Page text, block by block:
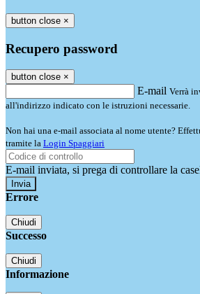
button close ×
Recupero password
button close ×
E-mail Verrà
all'indirizzo indicato con le istruzioni necessarie.
Non hai una e-mail associata al nome utente?
tramite la Login Spaggiari
E-mail inviata, si prega di controllare la
Errore
Chiudi
Successo
Chiudi
Informazione